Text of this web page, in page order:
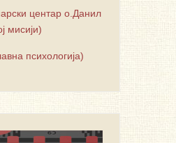
центар о.Данил
мисији)
психологија)